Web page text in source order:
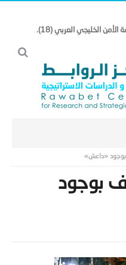
الخليجي العربي (18).
بوجود «داعش»
بوجود